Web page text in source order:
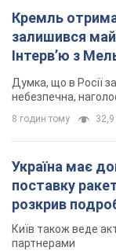
Кремль
залишився
Інтерв’ю з
Думка, що в Росії
небезпечна,
8 годин тому 32,9
Україна має
поставку
розкрив
Київ також веде
партнерами